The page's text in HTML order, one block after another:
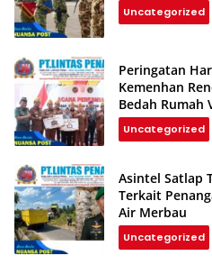
Uncategorized
Peringatan
Kemenhan
Bedah Rumah
Uncategorized
Asintel Satlap
Terkait
Air Merbau
Uncategorized